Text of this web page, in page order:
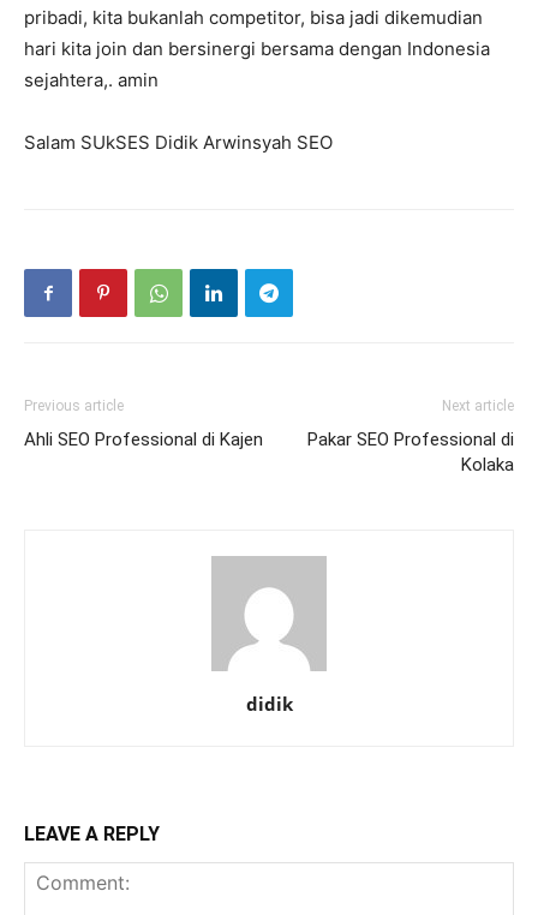
pribadi, kita bukanlah competitor, bisa jadi dikemudian
hari kita join dan bersinergi bersama dengan Indonesia
sejahtera,. amin
Salam SUkSES Didik Arwinsyah SEO
Previous article
Ahli SEO Professional di Kajen
Next article
Pakar SEO Professional di
Kolaka
didik
LEAVE A REPLY